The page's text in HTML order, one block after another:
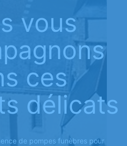
vous
ces
délicats
de pompes funèbres pour